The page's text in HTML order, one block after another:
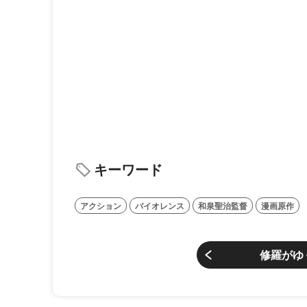
キーワード
アクション バイオレンス 和泉聖治監督 漫画原作
修羅がゆ